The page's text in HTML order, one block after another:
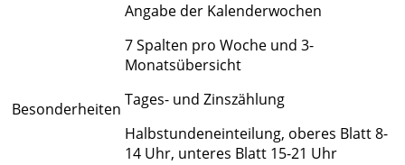
Besonderheiten
Angabe der Kalenderwochen
7 Spalten pro Woche und 3-
Monatsübersicht
Tages- und Zinszählung
Halbstundeneinteilung, oberes Blatt 8-
14 Uhr, unteres Blatt 15-21 Uhr